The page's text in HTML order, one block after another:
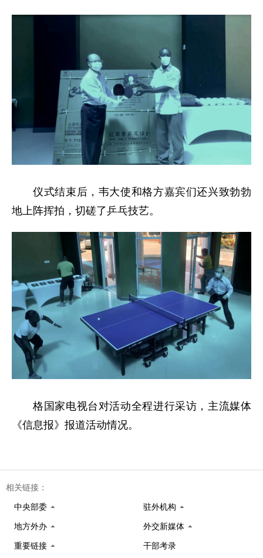
仪式结束后，韦大使和格方嘉宾们还兴致勃勃
地上阵挥拍，切磋了乒乓技艺。
格国家电视台对活动全程进行采访，主流媒体
《信息报》报道活动情况。
相关链接：
中央部委 驻外机构
地方外办 外交新媒体
重要链接 干部考录